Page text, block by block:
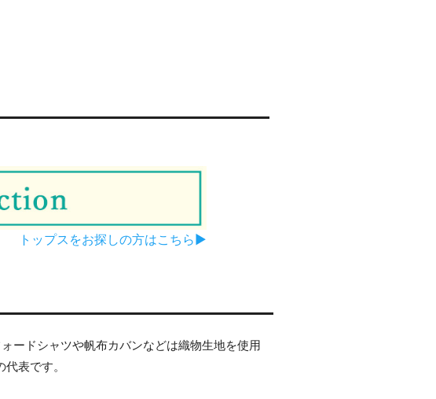
トップスをお探しの方はこちら▶
ードシャツや帆布カバンなどは織物生地を使用
表です。